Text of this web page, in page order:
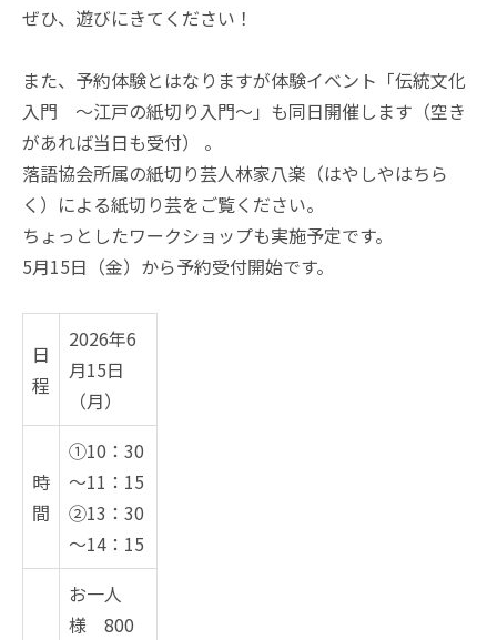
ぜひ、遊びにきてください！
また、予約体験とはなりますが体験イベント「伝統文化
入門 ～江戸の紙切り入門～」も同日開催します（空き
があれば当日も受付） 。
落語協会所属の紙切り芸人林家八楽（はやしやはちら
く）による紙切り芸をご覧ください。
ちょっとしたワークショップも実施予定です。
5月15日（金）から予約受付開始です。
日
程
2026年6
月15日
（月）
時
間
①10：30
～11：15
②13：30
～14：15
お一人
様 800